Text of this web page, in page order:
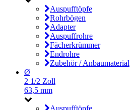
Auspufftöpfe
Rohrbögen
Adapter
Auspuffrohre
Fächerkrümmer
Endrohre
Zubehör / Anbaumaterial
Ø
2 1/2 Zoll
63,5 mm
Auspufftöpfe